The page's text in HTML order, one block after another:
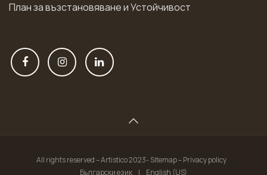
План за възстановяване и Устойчивост
All rights reserved – Artistico 2023- Sitemap – Privacy policy
Български език
| English (US)